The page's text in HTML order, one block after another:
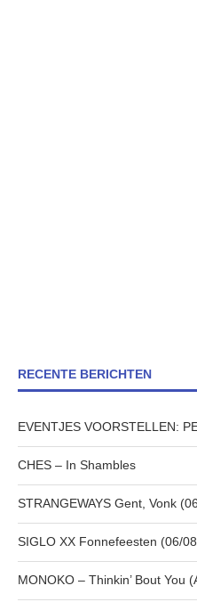
RECENTE BERICHTEN
EVENTJES VOORSTELLEN:
CHES – In Shambles
STRANGEWAYS Gent, Vonk
SIGLO XX Fonnefeesten (06/
MONOKO – Thinkin’ Bout You